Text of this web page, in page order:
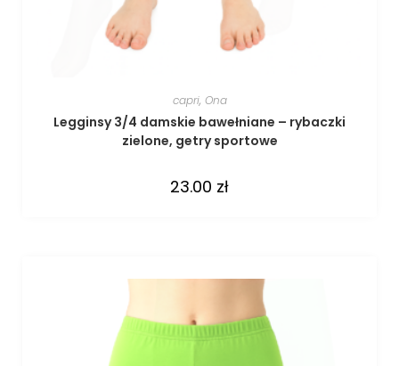
capri, Ona
Legginsy 3/4 damskie bawełniane – rybaczki
zielone, getry sportowe
23.00 zł